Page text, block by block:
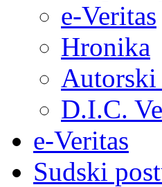
e-Veritas
Hronika
Autorski
D.I.C.
e-Veritas
Sudski